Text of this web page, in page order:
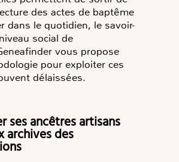
des actes de baptême
dans le quotidien, le savoir-
social de
vous propose
pour exploiter ces
délaissées.
archives des